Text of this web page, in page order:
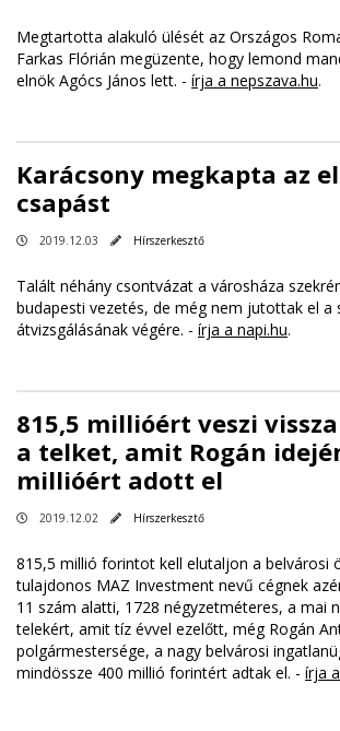
Megtartotta alakuló ülését az Országos
Farkas Flórián megüzente, hogy lemond
elnök Agócs János lett. - írja a nepszava.hu.
Karácsony megkapta az
csapást
2019.12.03 Hírszerkesztő
Talált néhány csontvázat a városháza
budapesti vezetés, de még nem jutottak el a
átvizsgálásának végére. - írja a napi.hu.
815,5 millióért veszi
a telket, amit Rogán
millióért adott el
2019.12.02 Hírszerkesztő
815,5 millió forintot kell elutaljon a belvárosi
tulajdonos MAZ Investment nevű cégnek
11 szám alatti, 1728 négyzetméteres, a mai
telekért, amit tíz évvel ezelőtt, még Rogán
polgármestersége, a nagy belvárosi
mindössze 400 millió forintért adtak el. - írja